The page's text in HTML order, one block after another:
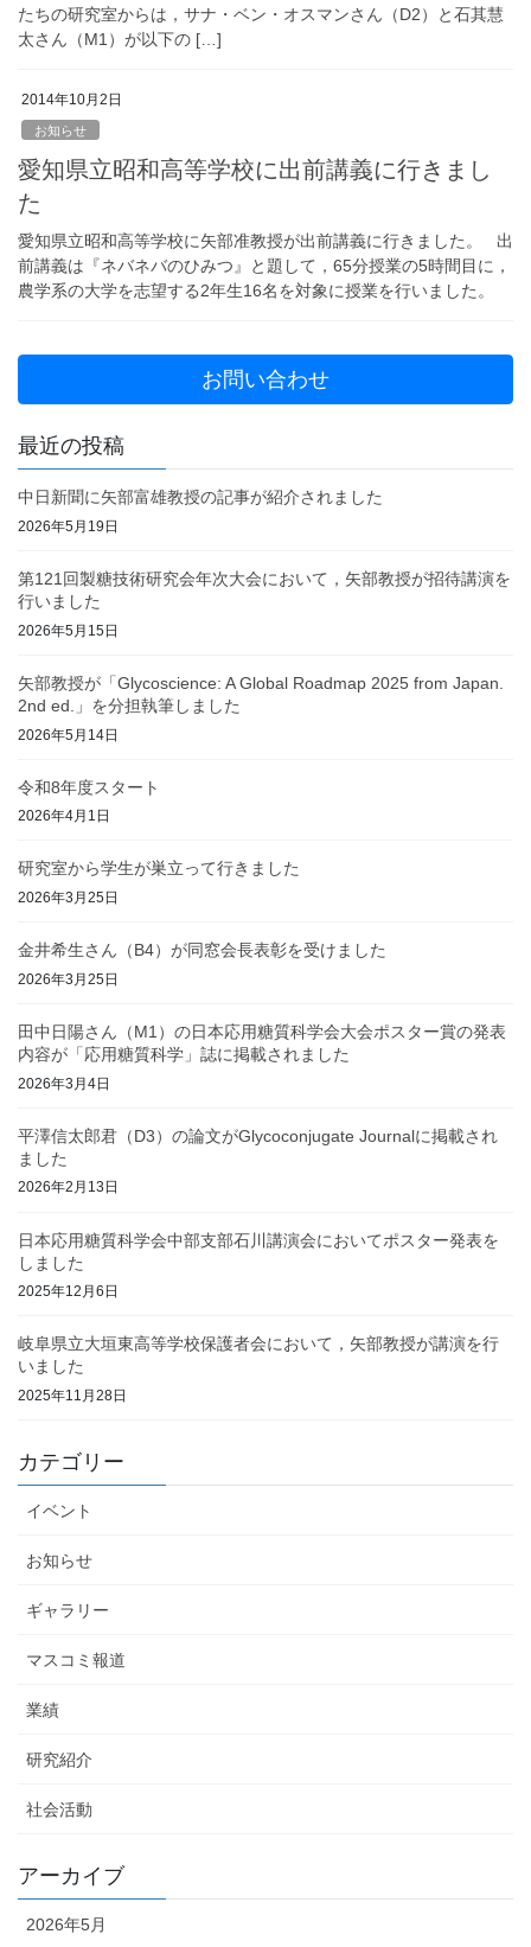
たちの研究室からは，サナ・ベン・オスマンさん（D2）と石其慧
太さん（M1）が以下の […]
2014年10月2日
お知らせ
愛知県立昭和高等学校に出前講義に行きまし
た
愛知県立昭和高等学校に矢部准教授が出前講義に行きました。 出
前講義は『ネバネバのひみつ』と題して，65分授業の5時間目に，
農学系の大学を志望する2年生16名を対象に授業を行いました。
お問い合わせ
最近の投稿
中日新聞に矢部富雄教授の記事が紹介されました
2026年5月19日
第121回製糖技術研究会年次大会において，矢部教授が招待講演を
行いました
2026年5月15日
矢部教授が「Glycoscience: A Global Roadmap 2025 from Japan.
2nd ed.」を分担執筆しました
2026年5月14日
令和8年度スタート
2026年4月1日
研究室から学生が巣立って行きました
2026年3月25日
金井希生さん（B4）が同窓会長表彰を受けました
2026年3月25日
田中日陽さん（M1）の日本応用糖質科学会大会ポスター賞の発表
内容が「応用糖質科学」誌に掲載されました
2026年3月4日
平澤信太郎君（D3）の論文がGlycoconjugate Journalに掲載され
ました
2026年2月13日
日本応用糖質科学会中部支部石川講演会においてポスター発表を
しました
2025年12月6日
岐阜県立大垣東高等学校保護者会において，矢部教授が講演を行
いました
2025年11月28日
カテゴリー
イベント
お知らせ
ギャラリー
マスコミ報道
業績
研究紹介
社会活動
アーカイブ
2026年5月